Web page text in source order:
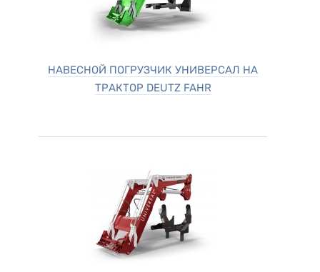
НАВЕСНОЙ ПОГРУЗЧИК УНИВЕРСАЛ НА
ТРАКТОР DEUTZ FAHR